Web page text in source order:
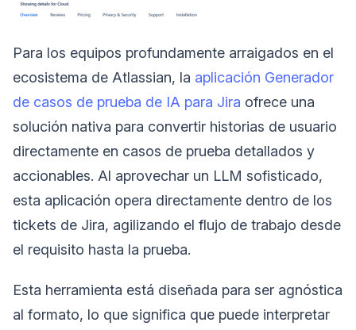
Para los equipos profundamente arraigados en el
ecosistema de Atlassian, la aplicación Generador
de casos de prueba de IA para Jira ofrece una
solución nativa para convertir historias de usuario
directamente en casos de prueba detallados y
accionables. Al aprovechar un LLM sofisticado,
esta aplicación opera directamente dentro de los
tickets de Jira, agilizando el flujo de trabajo desde
el requisito hasta la prueba.
Esta herramienta está diseñada para ser agnóstica
al formato, lo que significa que puede interpretar